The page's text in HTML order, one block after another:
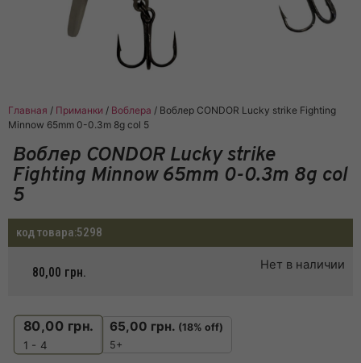
Главная / Приманки / Воблера / Воблер CONDOR Lucky strike Fighting
Minnow 65mm 0-0.3m 8g col 5
Воблер CONDOR Lucky strike
Fighting Minnow 65mm 0-0.3m 8g col
5
код товара:5298
80,00 грн. Нет в наличии
80,00 грн.
1 - 4
65,00 грн. (18% off)
5+